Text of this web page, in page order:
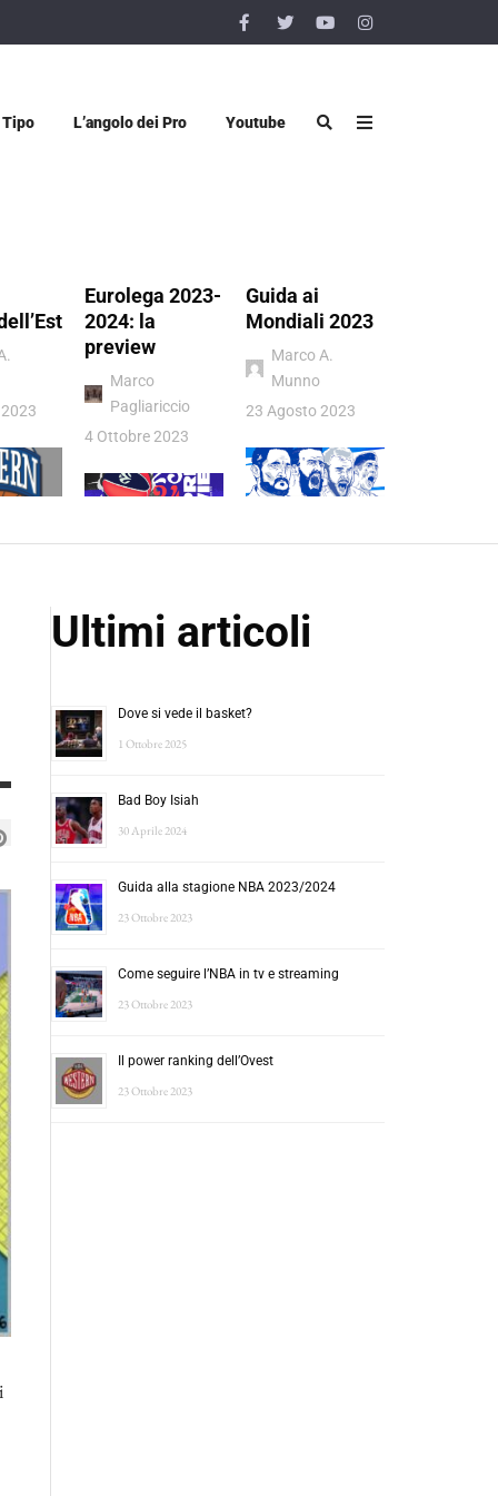
L’angolo dei Pro Youtube
Eurolega 2023-
2024: la
preview
Marco
Pagliariccio
4 Ottobre 2023
Guida ai
Mondiali 2023
Marco A.
Munno
23 Agosto 2023
Ultimi articoli
Dove si vede il basket?
1 Ottobre 2025
Bad Boy Isiah
30 Aprile 2024
Guida alla stagione NBA 2023/2024
23 Ottobre 2023
Come seguire l’NBA in tv e streaming
23 Ottobre 2023
Il power ranking dell’Ovest
23 Ottobre 2023